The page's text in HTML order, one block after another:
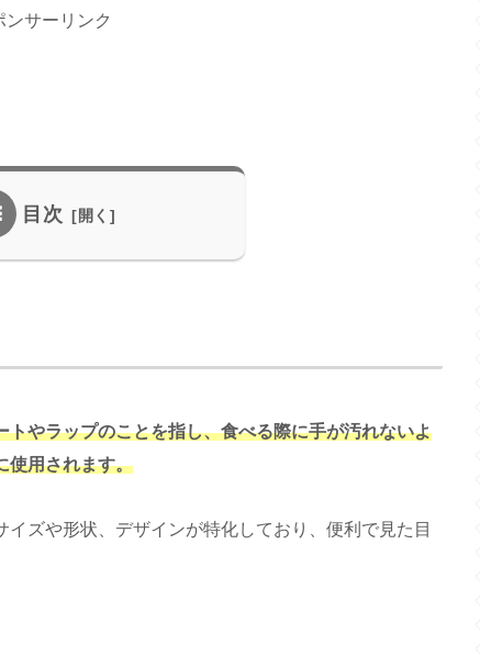
ンサーリンク
目次
やラップのことを指し、食べる際に手が汚れないよ
使用されます。
ズや形状、デザインが特化しており、便利で見た目